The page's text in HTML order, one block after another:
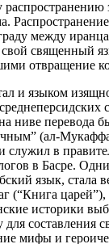
между
свой священный
отвращение
и языком
ниве перевода
(ал-
служил в
в Басре.
язык, стала
(“Книга царей”),
историки
для составления
мифы и